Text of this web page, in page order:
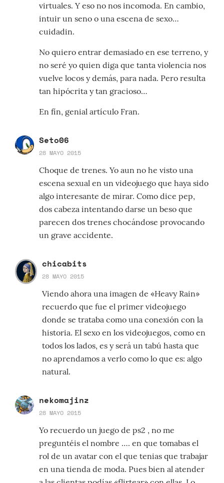
virtuales. Y eso no nos incomoda. En cambio,
intuir un seno o una escena de sexo…
cuidadin.
No quiero entrar demasiado en ese terreno, y
no seré yo quien diga que tanta violencia nos
vuelve locos y demás, para nada. Pero resulta
tan hipócrita y tan gracioso…
En fín, genial artículo Fran.
Seto06
28 MAYO 2015
Choque de trenes. Yo aun no he visto una
escena sexual en un videojuego que haya sido
algo interesante de mirar. Como dice pep,
dos cabeza intentando darse un beso que
parecen dos trenes chocándose provocando
un grave accidente.
chicabits
28 MAYO 2015
Viendo ahora una imagen de «Heavy Rain»
recuerdo que fue el primer videojuego
donde se trataba como una conexión con la
historia. El sexo en los videojuegos, como en
todos los lados, es y será un tabú hasta que
no aprendamos a verlo como lo que es: algo
natural.
nekomajinz
28 MAYO 2015
Yo recuerdo un juego de ps2 , no me
preguntéis el nombre …. en que tomabas el
rol de un avatar con el que tenias que trabajar
en una tienda de moda. Pues bien al atender